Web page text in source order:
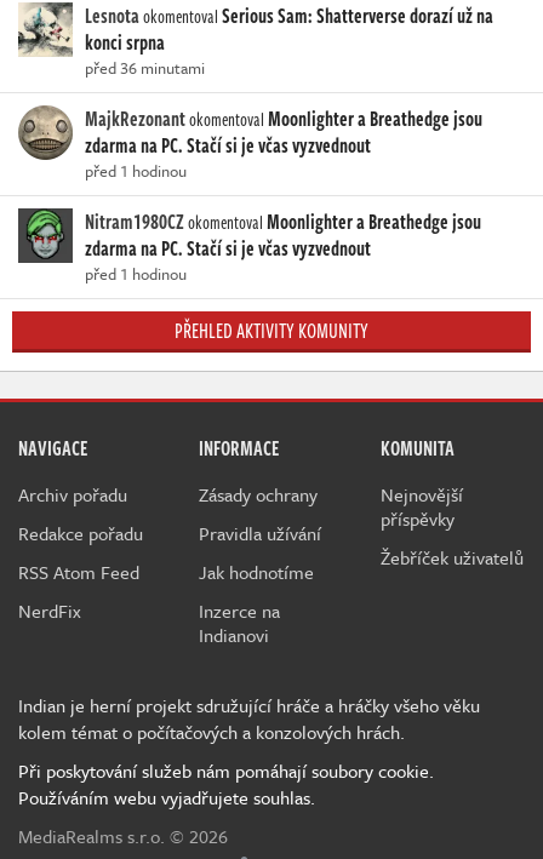
LesnotaokomentovalSerious Sam: Shatterverse dorazí už na
konci srpna
před 36 minutami
MajkRezonantokomentovalMoonlighter a Breathedge jsou
zdarma na PC. Stačí si je včas vyzvednout
před 1 hodinou
Nitram1980CZokomentovalMoonlighter a Breathedge jsou
zdarma na PC. Stačí si je včas vyzvednout
před 1 hodinou
PŘEHLED AKTIVITY KOMUNITY
NAVIGACE
Archiv pořadu
Redakce pořadu
RSS Atom Feed
NerdFix
INFORMACE
Zásady ochrany
Pravidla užívání
Jak hodnotíme
Inzerce na
Indianovi
KOMUNITA
Nejnovější
příspěvky
Žebříček uživatelů
Indian je herní projekt sdružující hráče a hráčky všeho věku
kolem témat o počítačových a konzolových hrách.
Při poskytování služeb nám pomáhají soubory cookie.
Používáním webu vyjadřujete souhlas.
MediaRealms s.r.o. © 2026